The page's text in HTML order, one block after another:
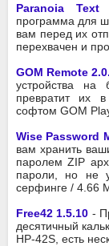
Paranoia
программа для
вам перед их
перехвачен и
GOM Remote
устройства
превратит их
софтом GOM
Wise Password
вам хранить
паролем ZIP
пароли, но не
серфинге / 4.66
Free42 1.5.10 -
десятичный
HP-42S, есть